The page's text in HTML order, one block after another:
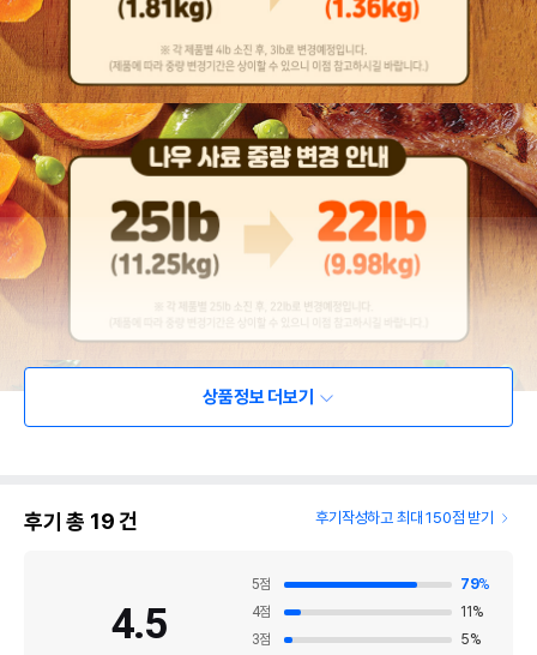
상품정보 더보기
후기 총 19건 후기작성하고 최대 150점 받기
4.5
5점 79%
4점 11 %
3점 5%